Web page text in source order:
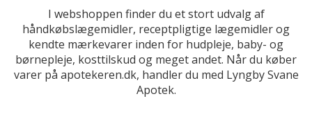
I webshoppen finder du et stort udvalg af
håndkøbslægemidler, receptpligtige lægemidler og
kendte mærkevarer inden for hudpleje, baby- og
børnepleje, kosttilskud og meget andet. Når du køber
varer på apotekeren.dk, handler du med Lyngby Svane
Apotek.